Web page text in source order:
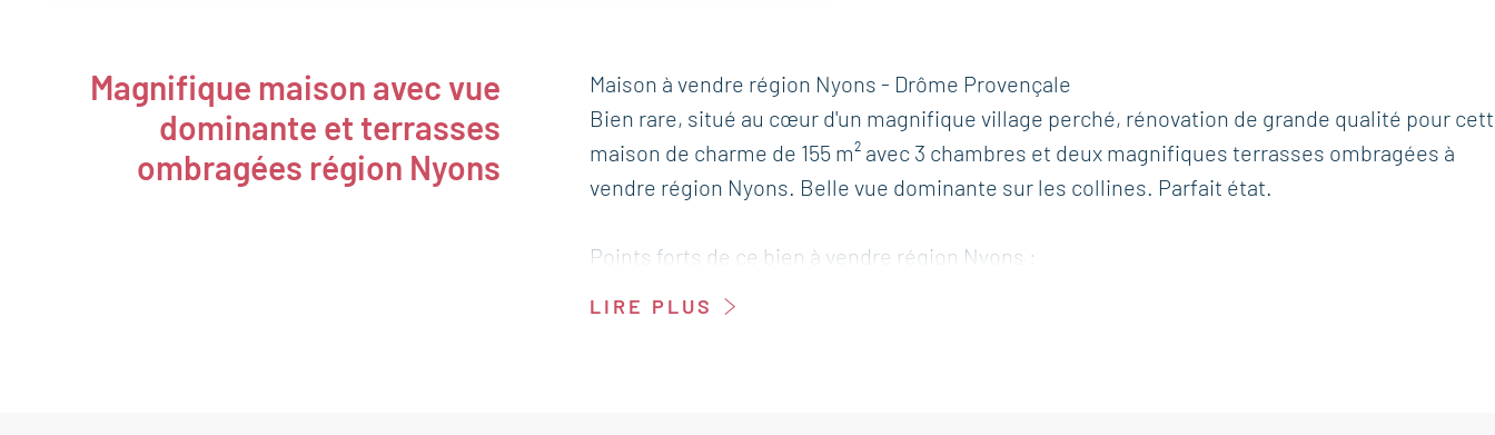
Magnifique maison avec vue
dominante et terrasses
ombragées région Nyons
Maison à vendre région Nyons - Drôme Provençale
Bien rare, situé au cœur d'un magnifique village perché, rénovation de grande qualité pour
maison de charme de 155 m² avec 3 chambres et deux magnifiques terrasses ombragées à
vendre région Nyons. Belle vue dominante sur les collines. Parfait état.
Points forts de ce bien à vendre région Nyons :
LIRE PLUS